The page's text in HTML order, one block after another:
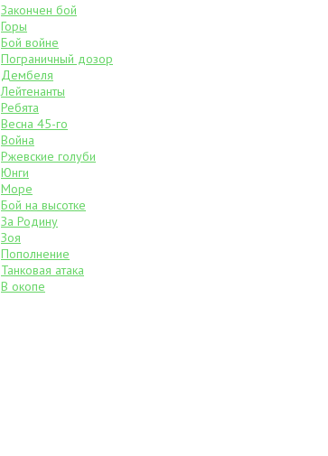
Закончен бой
Горы
Бой войне
Пограничный дозор
Дембеля
Лейтенанты
Ребята
Весна 45-го
Война
Ржевские голуби
Юнги
Море
Бой на высотке
За Родину
Зоя
Пополнение
Танковая атака
В окопе